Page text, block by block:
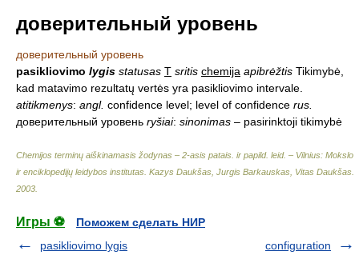
доверительный уровень
доверительный уровень
pasikliovimo lygis statusas T sritis chemija apibrėžtis Tikimybė,
kad matavimo rezultatų vertės yra pasikliovimo intervale.
atitikmenys: angl. confidence level; level of confidence rus.
доверительный уровень ryšiai: sinonimas – pasirinktoji tikimybė
Chemijos terminų aiškinamasis žodynas – 2-asis patais. ir papild. leid. – Vilnius: Mokslo
ir enciklopedijų leidybos institutas Kazys Daukšas, Jurgis Barkauskas, Vitas Daukšas
2003
Игры ⚽
Поможем сделать НИР
pasikliovimo lygis
configuration